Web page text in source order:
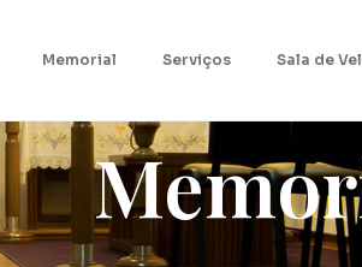
Memorial Serviços Sala de